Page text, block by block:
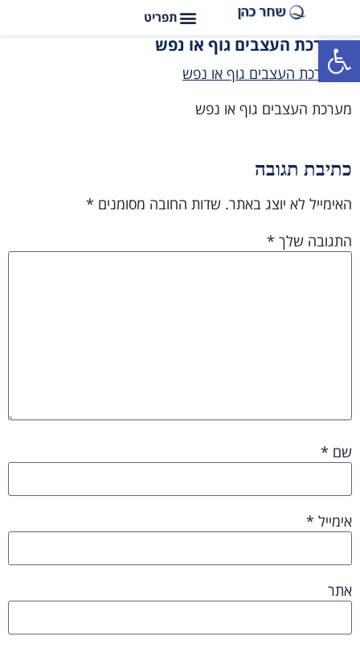
פתח סרגל נגישות
מערכת העצבים גוף או נפש
מערכת העצבים גוף או נפש
כתיבת תגובה
האימייל לא יוצג באתר. שדות החובה מסומנים *
התגובה שלך *
שם *
אימייל *
אתר